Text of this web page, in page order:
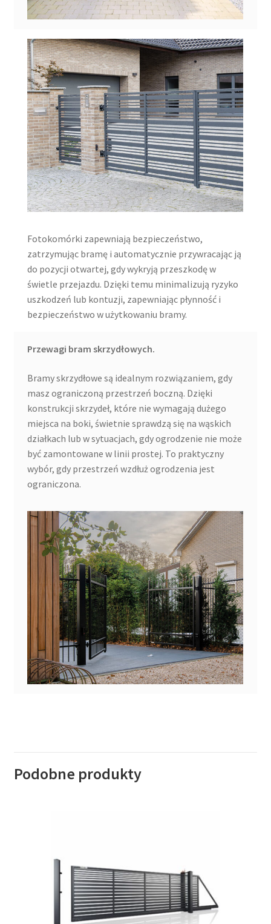
Fotokomórki zapewniają bezpieczeństwo,
zatrzymując bramę i automatycznie przywracając ją
do pozycji otwartej, gdy wykryją przeszkodę w
świetle przejazdu. Dzięki temu minimalizują ryzyko
uszkodzeń lub kontuzji, zapewniając płynność i
bezpieczeństwo w użytkowaniu bramy.
Przewagi bram skrzydłowych.
Bramy skrzydłowe są idealnym rozwiązaniem, gdy
masz ograniczoną przestrzeń boczną. Dzięki
konstrukcji skrzydeł, które nie wymagają dużego
miejsca na boki, świetnie sprawdzą się na wąskich
działkach lub w sytuacjach, gdy ogrodzenie nie może
być zamontowane w linii prostej. To praktyczny
wybór, gdy przestrzeń wzdłuż ogrodzenia jest
ograniczona.
Podobne produkty